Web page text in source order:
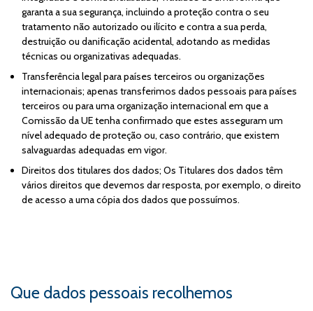
garanta a sua segurança, incluindo a proteção contra o seu
tratamento não autorizado ou ilícito e contra a sua perda,
destruição ou danificação acidental, adotando as medidas
técnicas ou organizativas adequadas.
Transferência legal para países terceiros ou organizações
internacionais; apenas transferimos dados pessoais para países
terceiros ou para uma organização internacional em que a
Comissão da UE tenha confirmado que estes asseguram um
nível adequado de proteção ou, caso contrário, que existem
salvaguardas adequadas em vigor.
Direitos dos titulares dos dados; Os Titulares dos dados têm
vários direitos que devemos dar resposta, por exemplo, o direito
de acesso a uma cópia dos dados que possuímos.
Que dados pessoais recolhemos